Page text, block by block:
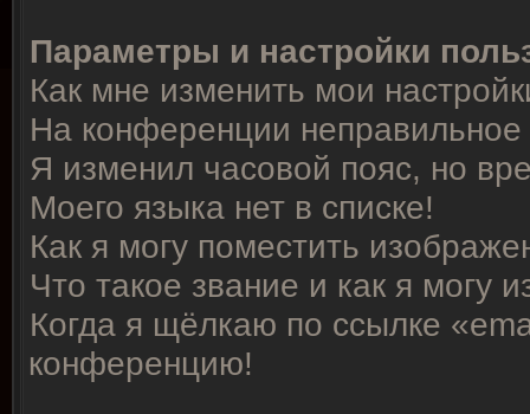
Параметры и настройки
Как мне изменить мои
На конференции
Я изменил часовой пояс, но
Моего языка нет в списке!
Как я могу поместить
Что такое звание и как я могу
Когда я щёлкаю по ссылке
конференцию!